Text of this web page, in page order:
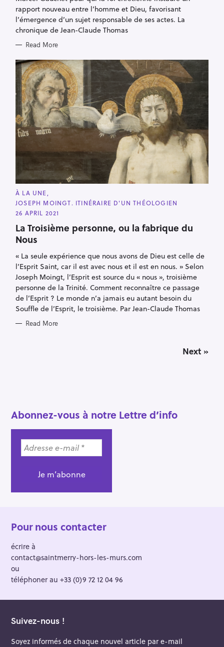
rapport nouveau entre l’homme et Dieu, favorisant
l’émergence d’un sujet responsable de ses actes. La
chronique de Jean-Claude Thomas
Read More
C
A
T
E
G
O
R
I
E
À LA UNE
JOSEPH MOINGT. ITINÉRAIRE D'UN THÉOLOGIEN
26 APRIL 2021
La Troisième personne, ou la fabrique du
Nous
« La seule expérience que nous avons de Dieu est celle de
l’Esprit Saint, car il est avec nous et il est en nous. » Selon
Joseph Moingt, l’Esprit est source du « nous », troisième
personne de la Trinité. Comment reconnaître ce passage
de l’Esprit ? Le monde n’a jamais eu autant besoin du
Souffle de l’Esprit, le troisième. Par Jean-Claude Thomas
Read More
a
v
i
g
n
Next »
Abonnez-vous à notre Lettre d’info
Pour nous contacter
écrire à
contact@saintmerry-hors-les-murs.com
ou
téléphoner au +33 (0)9 72 12 04 96
Suivez-nous !
Soyez informés de chaque nouvel article par e-mail